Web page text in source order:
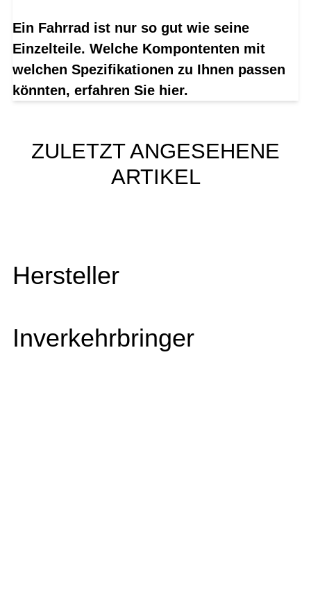
Ein Fahrrad ist nur so gut wie seine
Einzelteile. Welche Kompontenten mit
welchen Spezifikationen zu Ihnen passen
könnten, erfahren Sie hier.
ZULETZT ANGESEHENE
ARTIKEL
Hersteller
Inverkehrbringer